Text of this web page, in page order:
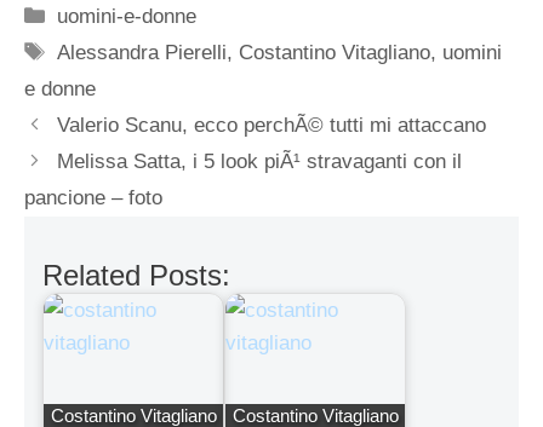
Categorie
uomini-e-donne
Tag
Alessandra Pierelli, Costantino Vitagliano, uomini
e donne
Valerio Scanu, ecco perchÃ© tutti mi attaccano
Melissa Satta, i 5 look piÃ¹ stravaganti con il
pancione – foto
Related Posts:
Costantino Vitagliano
Costantino Vitagliano